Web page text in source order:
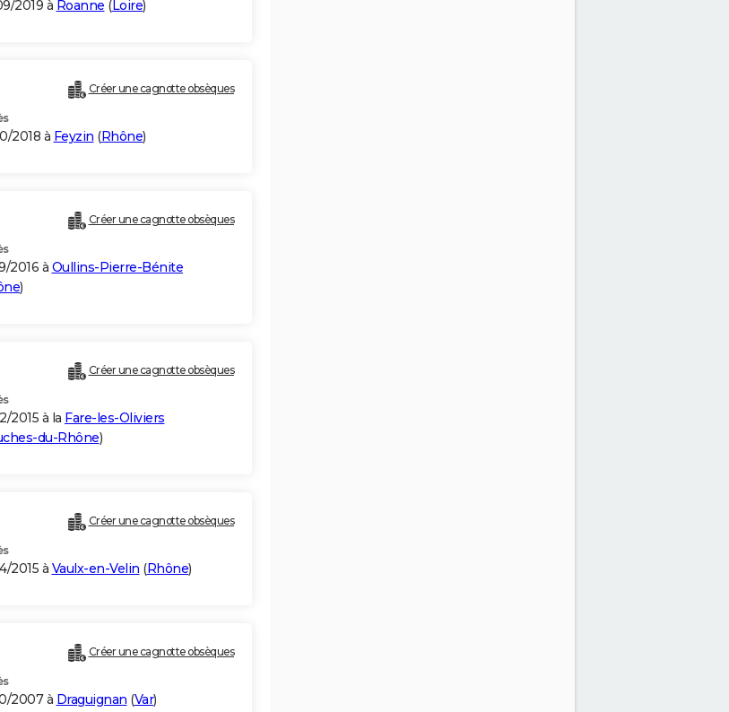
2019 à Roanne (Loire)
Créer une cagnotte obsèques
2018 à Feyzin (Rhône)
Créer une cagnotte obsèques
2016 à Oullins-Pierre-Bénite
)
Créer une cagnotte obsèques
2015 à la Fare-les-Oliviers
du-Rhône)
Créer une cagnotte obsèques
2015 à Vaulx-en-Velin (Rhône)
Créer une cagnotte obsèques
2007 à Draguignan (Var)